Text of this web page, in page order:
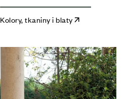
Kolory, tkaniny i blaty